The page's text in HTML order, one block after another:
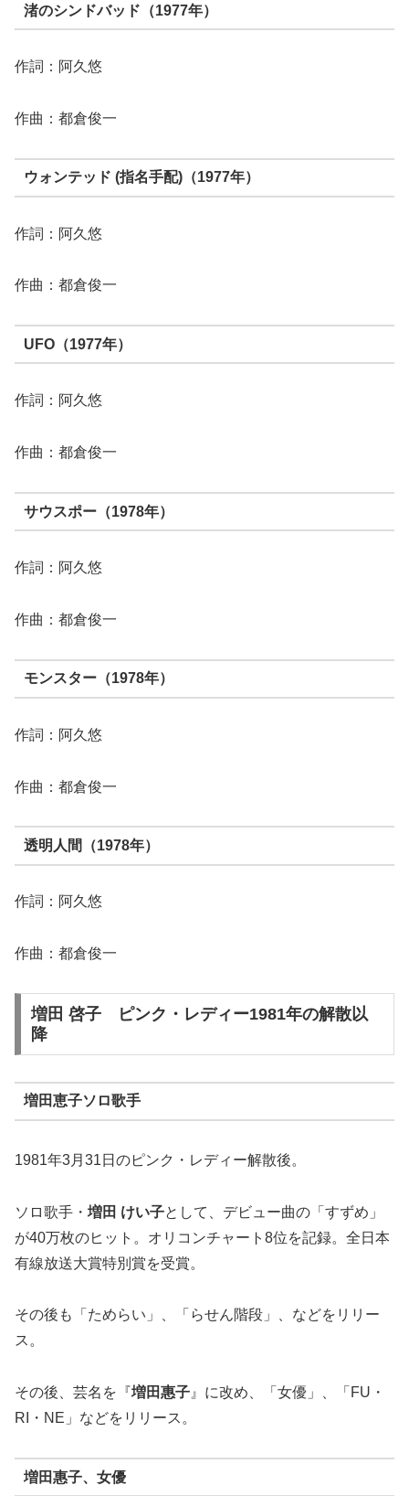
渚のシンドバッド（1977年）
作詞：阿久悠
作曲：都倉俊一
ウォンテッド (指名手配)（1977年）
作詞：阿久悠
作曲：都倉俊一
UFO（1977年）
作詞：阿久悠
作曲：都倉俊一
サウスポー（1978年）
作詞：阿久悠
作曲：都倉俊一
モンスター（1978年）
作詞：阿久悠
作曲：都倉俊一
透明人間（1978年）
作詞：阿久悠
作曲：都倉俊一
増田 啓子 ピンク・レディー1981年の解散以
降
増田恵子ソロ歌手
1981年3月31日のピンク・レディー解散後。
ソロ歌手・ 増田 けい子として、デビュー曲の「すずめ」
が40万枚のヒット。オリコンチャート8位を記録。全日本
有線放送大賞特別賞を受賞。
その後も「ためらい」、「らせん階段」、などをリリー
ス。
その後、芸名を『増田惠子 』に改め、「女優」、「FU・
RI・NE」などをリリース。
増田惠子、女優